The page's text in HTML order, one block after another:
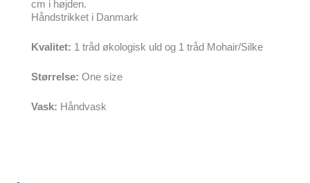
cm i højden.
Håndstrikket i Danmark
Kvalitet: 1 tråd økologisk uld og 1 tråd Mohair/Silke
Størrelse: One size
Vask: Håndvask